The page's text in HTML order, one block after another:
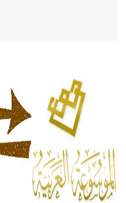
الحكم، الأدلة، تنظيم
له الفضل بأنه حرر
- هل تعلم أن المرجان
من مادة كربونات
أجود أنواعه، ويمتاز